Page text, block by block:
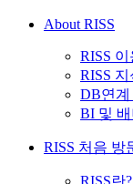
About RISS
RISS
RISS 지
DB연계
BI 및
RISS 처음 방
RISS란?